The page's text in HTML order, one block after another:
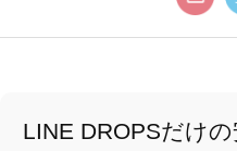
LINE DROPSだけ